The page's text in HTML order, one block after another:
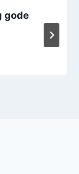
gode